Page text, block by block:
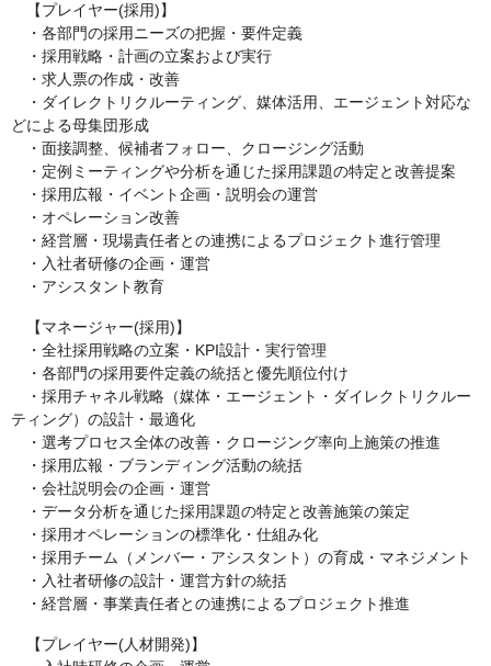
【プレイヤー(採用)】
・各部門の採用ニーズの把握・要件定義
・採用戦略・計画の立案および実行
・求人票の作成・改善
・ダイレクトリクルーティング、媒体活用、エージェント対応な
どによる母集団形成
・面接調整、候補者フォロー、クロージング活動
・定例ミーティングや分析を通じた採用課題の特定と改善提案
・採用広報・イベント企画・説明会の運営
・オペレーション改善
・経営層・現場責任者との連携によるプロジェクト進行管理
・入社者研修の企画・運営
・アシスタント教育
【マネージャー(採用)】
・全社採用戦略の立案・KPI設計・実行管理
・各部門の採用要件定義の統括と優先順位付け
・採用チャネル戦略（媒体・エージェント・ダイレクトリクルー
ティング）の設計・最適化
・選考プロセス全体の改善・クロージング率向上施策の推進
・採用広報・ブランディング活動の統括
・会社説明会の企画・運営
・データ分析を通じた採用課題の特定と改善施策の策定
・採用オペレーションの標準化・仕組み化
・採用チーム（メンバー・アシスタント）の育成・マネジメント
・入社者研修の設計・運営方針の統括
・経営層・事業責任者との連携によるプロジェクト推進
【プレイヤー(人材開発)】